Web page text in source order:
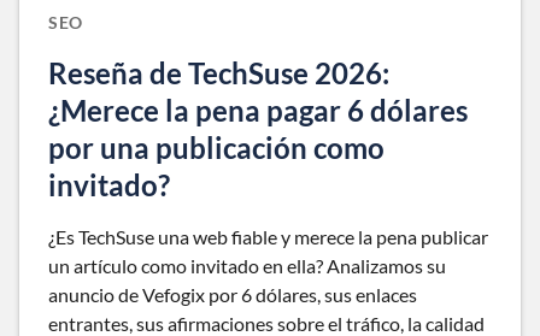
SEO
Reseña de TechSuse 2026:
¿Merece la pena pagar 6 dólares
por una publicación como
invitado?
¿Es TechSuse una web fiable y merece la pena publicar
un artículo como invitado en ella? Analizamos su
anuncio de Vefogix por 6 dólares, sus enlaces
entrantes, sus afirmaciones sobre el tráfico, la calidad